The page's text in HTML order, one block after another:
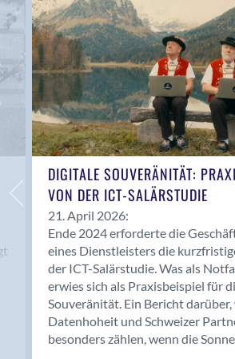
Anwil
Appenzell
Au SG
Baar
Baden
Balsthal
Balzers
Basel
Bassersdorf
Belp
Bendern
Benken (SG)
Bergdietikon
Berlin
Bern
Bern - Liebefeld
DIGITALE SOUVERÄNITÄT:
VON DER ICT-SALÄRSTUDIE
21. April 2026:
Ende 2024 erforderte die
eines Dienstleisters die
der ICT-Salärstudie. Was als
erwies sich als Praxisbeispiel für
Souveränität. Ein Bericht
Datenhoheit und Schweizer
besonders zählen, wenn die